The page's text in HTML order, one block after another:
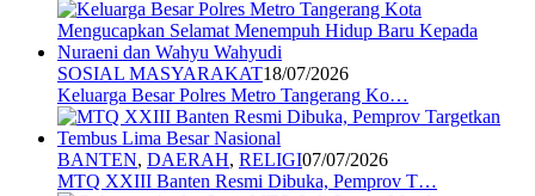
SOSIAL MASYARAKAT18/07/2026
Keluarga Besar Polres Metro Tangerang Ko…
BANTEN, DAERAH, RELIGI07/07/2026
MTQ XXIII Banten Resmi Dibuka, Pemprov T…